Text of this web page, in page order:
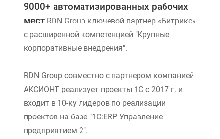
9000+ автоматизированных рабочих
мест RDN Group ключевой партнер «Битрикс»
с расширенной компетенцией "Крупные
корпоративные внедрения".
RDN Group совместно с партнером компанией
АКСИОНТ реализует проекты 1С с 2017 г. и
входит в 10-ку лидеров по реализации
проектов на базе "1С:ERP Управление
предприятием 2".